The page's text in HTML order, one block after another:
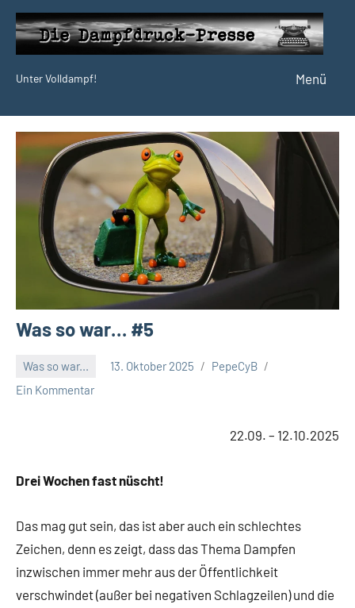
Zum
Inhalt
springen
Dampfdruck-
Presse
Unter Volldampf! Menü
Was so war… #5
Was so war... 13. Oktober 2025
PepeCyB
Ein Kommentar
22.09. – 12.10.2025
Drei Wochen fast nüscht!
Das mag gut sein, das ist aber auch ein schlechtes
Zeichen, denn es zeigt, dass das Thema Dampfen
inzwischen immer mehr aus der Öffentlichkeit
verschwindet (außer bei negativen Schlagzeilen) und die